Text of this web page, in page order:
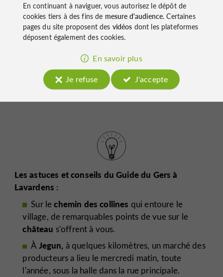
Les chiens ne sont pas admis à l'intérieur du château.
Lesvisites sont libresmais peuvent êtreguidées
sur demande
les prix varient en fonction de l'exposition
présentée de mi-octobre à mi-janvier.Lire notre
Les astuces et conseils du Guide du Gers à
Lavardens :
Sur lechemin des collines qui entoure le
village, de remarquables points de vue sur le
château s'offrent à vous.
ÀJegun, à quelques kilomètres, un marché des
producteurs a lieu le mercredi matin, toute
l'année, sous la halle dans la rue principale.
En continuant à naviguer, vous autorisez le dépôt de
cookies tiers à des fins de mesure d'audience. Certaines
pages du site proposent des vidéos dont les plateformes
déposent également des cookies.
En savoir plus
Je refuse
J'accepte